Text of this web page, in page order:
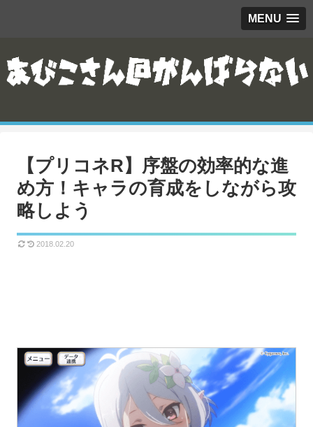
MENU
【プリコネR】序盤の効率的な進
め方！キャラの育成をしながら攻
略しよう
2018.02.20